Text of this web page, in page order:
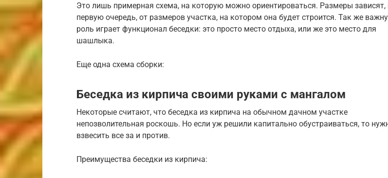
Это лишь примерная схема, на которую можно ориентироваться. Размеры зависят,
первую очередь, от размеров участка, на котором она будет строится. Так же
роль играет функционал беседки: это просто место отдыха, или же это место для
шашлыка.
Еще одна схема сборки:
Беседка из кирпича своими руками с мангалом
Некоторые считают, что беседка из кирпича на обычном дачном участке
непозволительная роскошь. Но если уж решили капитально обустраиваться, то
взвесить все за и против.
Преимущества беседки из кирпича: